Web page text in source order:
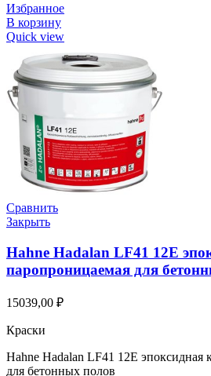
Избранное
В корзину
Quick view
Сравнить
Закрыть
Hahne Hadalan LF41 12E
паропроницаемая для
15039,00 ₽
Краски
Hahne Hadalan LF41 12E эпоксидная
для бетонных полов